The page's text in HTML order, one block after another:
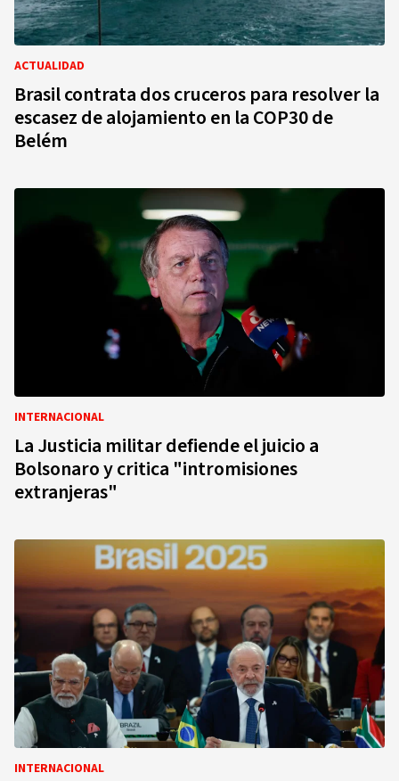
ACTUALIDAD
Brasil contrata dos cruceros para resolver la
escasez de alojamiento en la COP30 de
Belém
INTERNACIONAL
La Justicia militar defiende el juicio a
Bolsonaro y critica "intromisiones
extranjeras"
INTERNACIONAL